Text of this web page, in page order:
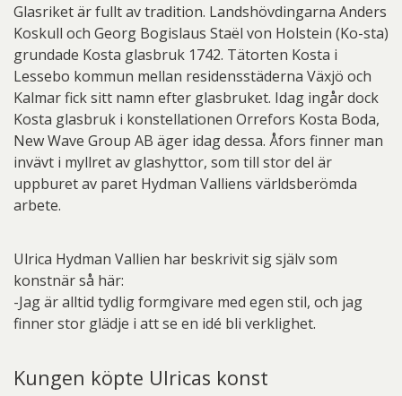
Glasriket är fullt av tradition. Landshövdingarna Anders
Koskull och Georg Bogislaus Staël von Holstein (Ko-sta)
grundade Kosta glasbruk 1742. Tätorten Kosta i
Lessebo kommun mellan residensstäderna Växjö och
Kalmar fick sitt namn efter glasbruket. Idag ingår dock
Kosta glasbruk i konstellationen Orrefors Kosta Boda,
New Wave Group AB äger idag dessa. Åfors finner man
invävt i myllret av glashyttor, som till stor del är
uppburet av paret Hydman Valliens världsberömda
arbete.
Ulrica Hydman Vallien har beskrivit sig själv som
konstnär så här:
-Jag är alltid tydlig formgivare med egen stil, och jag
finner stor glädje i att se en idé bli verklighet.
Kungen köpte Ulricas konst